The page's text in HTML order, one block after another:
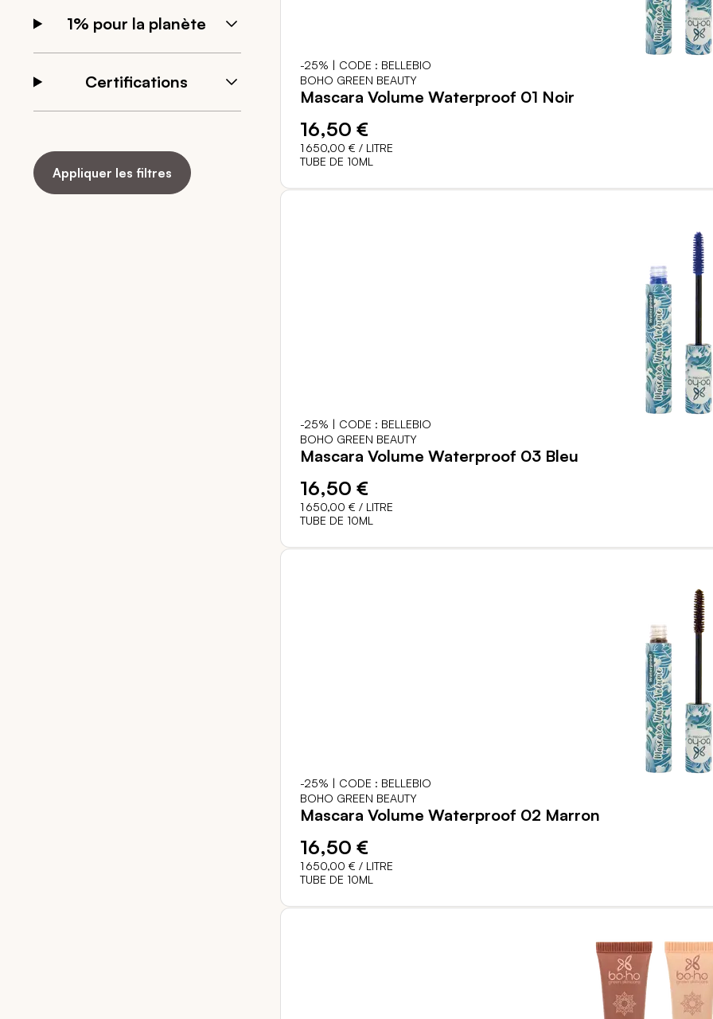
-25% | CODE : BELLEBIO
BOHO GREEN BEAUTY
Mascara Volume Waterproof 01 Noir
16,50 €
1 650,00 € / LITRE
TUBE DE 10ML
-25% | CODE : BELLEBIO
BOHO GREEN BEAUTY
Mascara Volume Waterproof 03 Bleu
16,50 €
1 650,00 € / LITRE
TUBE DE 10ML
-25% | CODE : BELLEBIO
BOHO GREEN BEAUTY
Mascara Volume Waterproof 02 Marron
16,50 €
1 650,00 € / LITRE
TUBE DE 10ML
1% pour la planète
Certifications
Appliquer les filtres